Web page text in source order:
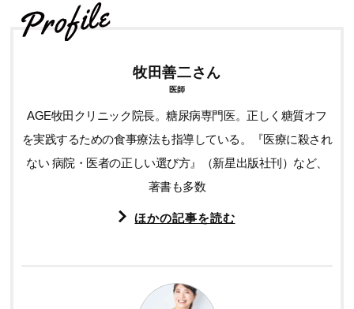
牧田善二さん
医師
AGE牧田クリニック院長。糖尿病専門医。正しく糖質オフ
を実践するための食事療法も指導している。『医療に殺され
ない 病院・医者の正しい選び方』（新星出版社刊）など、
著書も多数
ほかの記事を読む